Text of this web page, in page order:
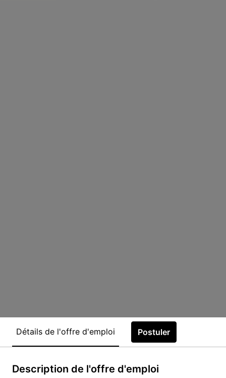
Détails de l'offre d'emploi Postuler
Description de l'offre d'emploi